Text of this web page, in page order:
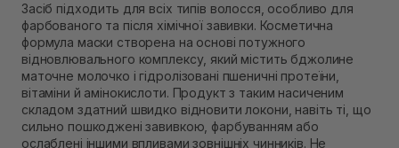
Самовивіз м. Рівне, вул. 16-го Липня, 15
В наявності
Самовивіз м. Рівне, вул. Кулика і Гудачека 23 (ТЦ
Екватор)
В наявності
Засіб підходить для всіх типів волосся, особливо для
фарбованого та після хімічної завивки. Косметична
формула маски створена на основі потужного
відновлювального комплексу, який містить бджолине
маточне молочко і гідролізовані пшеничні протеїни,
вітаміни й амінокислоти. Продукт з таким насиченим
складом здатний швидко відновити локони, навіть ті, що
сильно пошкоджені завивкою, фарбуванням або
ослаблені іншими впливами зовнішніх чинників. Не